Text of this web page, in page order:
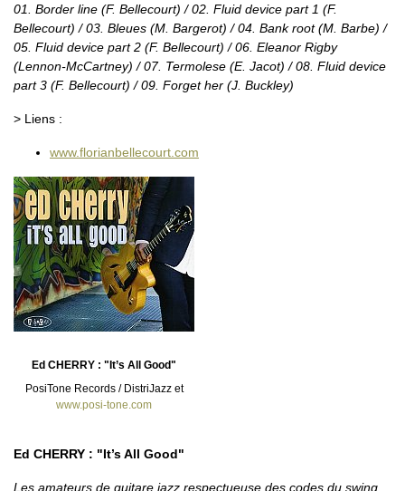
01. Border line (F. Bellecourt) / 02. Fluid device part 1 (F.
Bellecourt) / 03. Bleues (M. Bargerot) / 04. Bank root (M. Barbe) /
05. Fluid device part 2 (F. Bellecourt) / 06. Eleanor Rigby
(Lennon-McCartney) / 07. Termolese (E. Jacot) / 08. Fluid device
part 3 (F. Bellecourt) / 09. Forget her (J. Buckley)
> Liens :
www.florianbellecourt.com
Ed CHERRY : "It’s All Good"
PosiTone Records / DistriJazz et
www.posi-tone.com
Ed CHERRY : "It’s All Good"
Les amateurs de guitare jazz respectueuse des codes du swing